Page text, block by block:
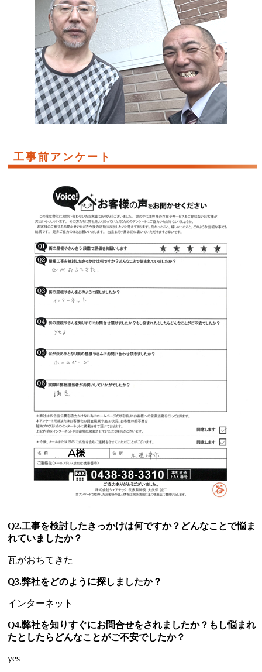
工事前アンケート
Q2.工事を検討したきっかけは何ですか？どんなことで悩ま
れていましたか？
瓦がおちてきた
Q3.弊社をどのように探しましたか？
インターネット
Q4.弊社を知りすぐにお問合せをされましたか？もし悩まれ
たとしたらどんなことがご不安でしたか？
yes